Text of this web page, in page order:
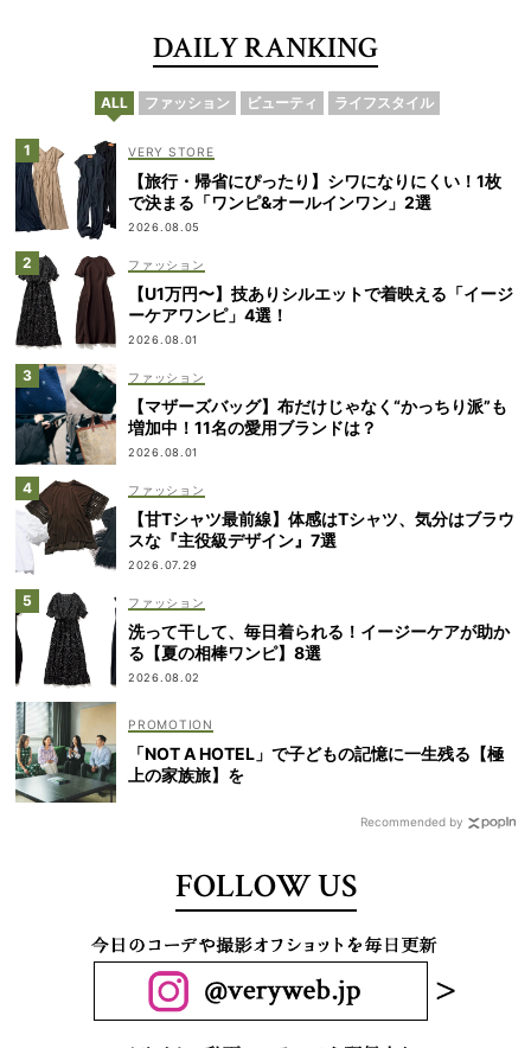
DAILY RANKING
ALL ファッション ビューティ ライフスタイル
VERY STORE
【旅行・帰省にぴったり】シワになりにくい！1枚
で決まる「ワンピ&オールインワン」2選
2026.08.05
ファッション
【U1万円〜】技ありシルエットで着映える「イージ
ーケアワンピ」4選！
2026.08.01
ファッション
【マザーズバッグ】布だけじゃなく“かっちり派”も
増加中！11名の愛用ブランドは？
2026.08.01
ファッション
【甘Tシャツ最前線】体感はTシャツ、気分はブラウ
スな『主役級デザイン』7選
2026.07.29
ファッション
洗って干して、毎日着られる！イージーケアが助か
る【夏の相棒ワンピ】8選
2026.08.02
「NOT A HOTEL」で子どもの記憶に一生残る【極
上の家族旅】を
Recommended by
FOLLOW US